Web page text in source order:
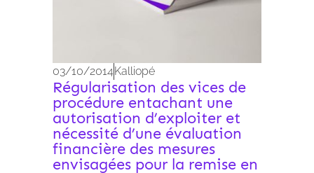
03/10/2014Kalliopé
Régularisation des vices de
procédure entachant une
autorisation d’exploiter et
nécessité d’une évaluation
financière des mesures
envisagées pour la remise en